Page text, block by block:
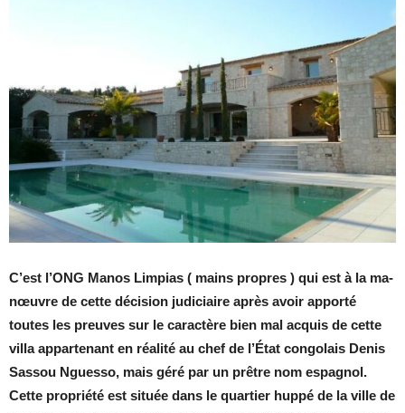
C’est l’ONG Ma­nos Lim­pias ( mains propres ) qui est à la ma­
nœuvre de cette dé­ci­sion ju­di­ciaire après avoir ap­porté
toutes les preuves sur le ca­rac­tère bien mal ac­quis de cette
villa ap­par­te­nant en réa­lité au chef de l’État congo­lais De­nis
Sas­sou Nguesso, mais géré par un prêtre nom es­pa­gnol.
Cette pro­priété est si­tuée dans le quar­tier huppé de la ville de